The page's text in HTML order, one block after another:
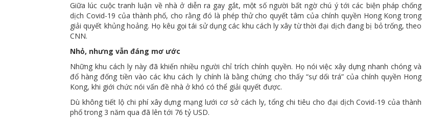
Giữa lúc cuộc tranh luận về nhà ở diễn ra gay gắt, một số người bất ngờ chú ý tới các biện pháp chống
dịch Covid-19 của thành phố, cho rằng đó là phép thử cho quyết tâm của chính quyền Hong Kong trong
giải quyết khủng hoảng. Họ kêu gọi tái sử dụng các khu cách ly xây từ thời đại dịch đang bị bỏ trống, theo
CNN.
Nhỏ, nhưng vẫn đáng mơ ước
Những khu cách ly này đã khiến nhiều người chỉ trích chính quyền. Họ nói việc xây dựng nhanh chóng và
đổ hàng đống tiền vào các khu cách ly chính là bằng chứng cho thấy “sự dối trá” của chính quyền Hong
Kong, khi giới chức nói vấn đề nhà ở khó có thể giải quyết được.
Dù không tiết lộ chi phí xây dựng mạng lưới cơ sở cách ly, tổng chi tiêu cho đại dịch Covid-19 của thành
phố trong 3 năm qua đã lên tới 76 tỷ USD.